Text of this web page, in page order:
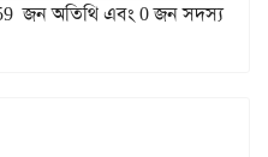
জন অতিথি এবং 0 জন সদস্য